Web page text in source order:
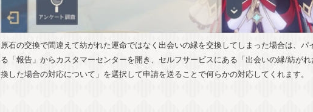
原石の交換で間違えて紡がれた運命ではなく出会いの縁を交換してしまった場合は、パ
る「報告」からカスタマーセンターを開き、セルフサービスにある「出会いの縁/紡が
換した場合の対応について」を選択して申請を送ることで何らかの対応してくれます。